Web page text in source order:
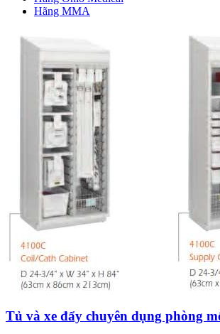
Hãng MMA
Tủ và xe đẩy chuyên dụng phòng